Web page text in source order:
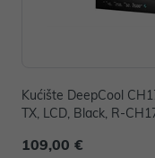
Kućište DeepCool
TX, LCD, Black, R-
109,00 €